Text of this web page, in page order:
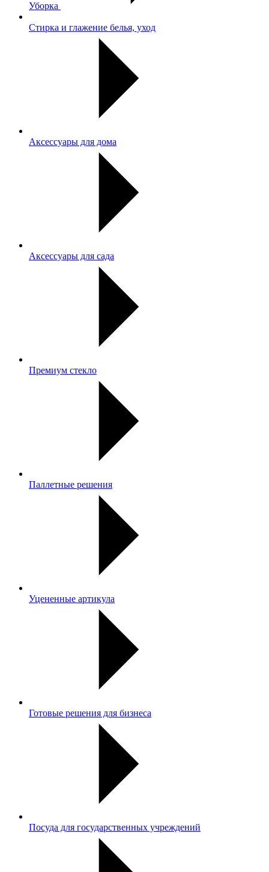
Уборка
Стирка и глажение белья, уход
Аксессуары для дома
Аксессуары для сада
Премиум стекло
Паллетные решения
Уцененные артикула
Готовые решения для бизнеса
Посуда для государственных учреждений